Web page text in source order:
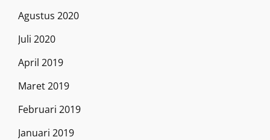
Agustus 2020
Juli 2020
April 2019
Maret 2019
Februari 2019
Januari 2019